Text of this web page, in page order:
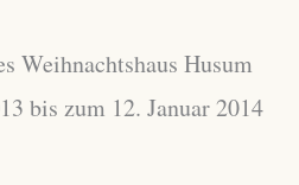
Weihnachtshaus Husum
bis zum 12. Januar 2014